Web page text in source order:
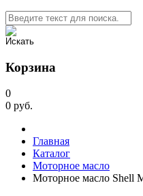
Корзина
0
0 руб.
Главная
Каталог
Моторное масло
Моторное масло Shell